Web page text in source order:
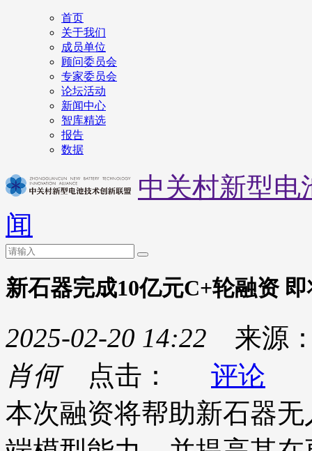
首页
关于我们
成员单位
顾问委员会
专家委员会
论坛活动
新闻中心
智库精选
报告
数据
中关村新型电
闻
新石器完成10亿元C+轮融资
2025-02-20 14:22 来源
肖何点击：
评论
本次融资将帮助新石器